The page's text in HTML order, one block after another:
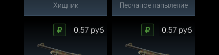
Хищник
Песчаное напыление
0.57 руб 0.57 руб